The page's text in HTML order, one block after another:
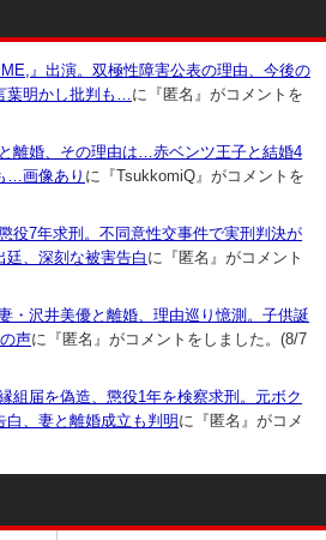
』出演。双極性障害公表の理由、今後の
葉明かし批判も… に『匿名』がコメントを
離婚、その理由は…赤ベンツ王子と結婚4
…画像あり に『TsukkomiQ』がコメントを
役7年求刑。不同意性交事件で実刑判決が
、深刻な被害告白 に『匿名』がコメント
・沢井美優と離婚、理由巡り憶測。子供誕
声に『匿名』がコメントをしました。(8/7
組届を偽造、懲役1年を検察求刑。元ボク
白、妻と離婚成立も判明に『匿名』がコメ